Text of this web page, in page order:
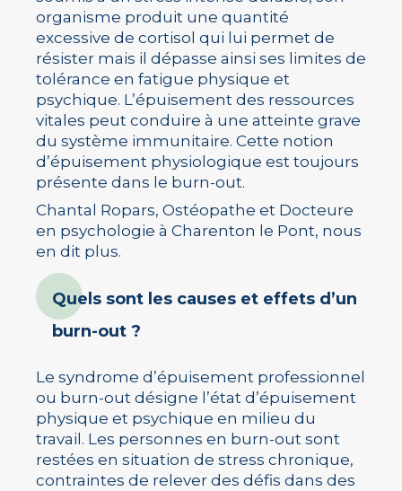
organisme produit une quantité
excessive de cortisol qui lui permet de
résister mais il dépasse ainsi ses limites de
tolérance en fatigue physique et
psychique. L’épuisement des ressources
vitales peut conduire à une atteinte grave
du système immunitaire. Cette notion
d’épuisement physiologique est toujours
présente dans le burn-out.
Chantal Ropars, Ostéopathe et Docteure
en psychologie à Charenton le Pont, nous
en dit plus.
Quels sont les causes et effets d’un
burn-out ?
Le syndrome d’épuisement professionnel
ou burn-out désigne l’état d’épuisement
physique et psychique en milieu du
travail. Les personnes en burn-out sont
restées en situation de stress chronique,
contraintes de relever des défis dans des